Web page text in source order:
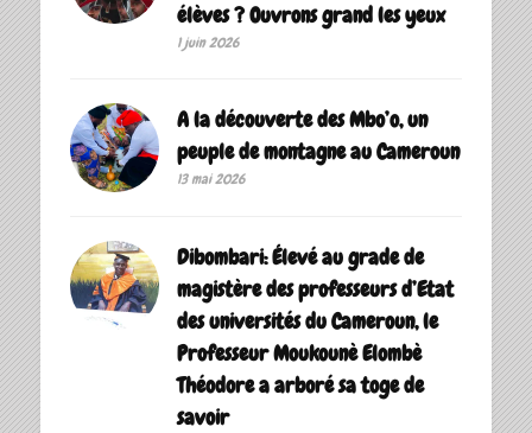
élèves ? Ouvrons grand les yeux
1 juin 2026
A la découverte des Mbo’o, un
peuple de montagne au Cameroun
13 mai 2026
Dibombari: Élevé au grade de
magistère des professeurs d’Etat
des universités du Cameroun, le
Professeur Moukounè Elombè
Théodore a arboré sa toge de
savoir ‎